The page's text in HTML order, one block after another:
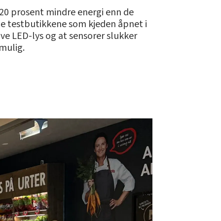
prosent mindre energi enn de
testbutikkene som kjeden åpnet i
LED-lys og at sensorer slukker